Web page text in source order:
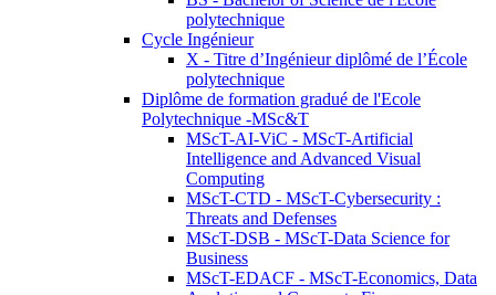
polytechnique
Cycle Ingénieur
X - Titre d’Ingénieur diplômé de l’École
polytechnique
Diplôme de formation gradué de l'Ecole
Polytechnique -MSc&T
MScT-AI-ViC - MScT-Artificial
Intelligence and Advanced Visual
Computing
MScT-CTD - MScT-Cybersecurity :
Threats and Defenses
MScT-DSB - MScT-Data Science for
Business
MScT-EDACF - MScT-Economics, Data